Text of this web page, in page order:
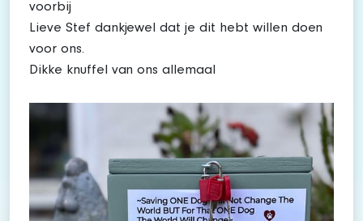
voorbij
Lieve Stef dankjewel dat je dit hebt willen doen
voor ons.
Dikke knuffel van ons allemaal